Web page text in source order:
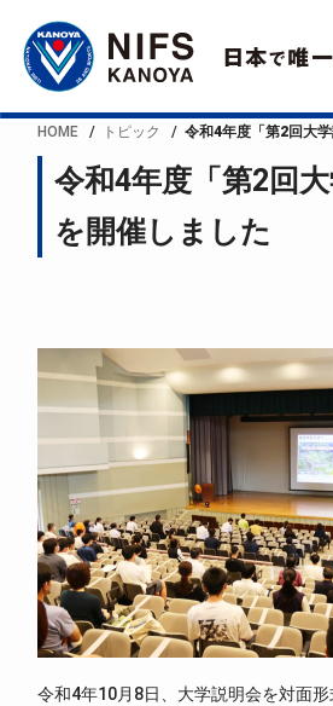
HOME トピック 令和4年度「第2回大
令和4年度「第2回大
を開催しました
令和4年10月8日、大学説明会を対面